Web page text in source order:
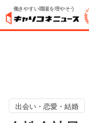
働きやすい職場を増やそう
出会い・恋愛・結婚